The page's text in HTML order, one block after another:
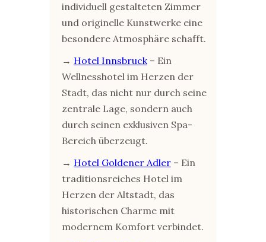
individuell gestalteten Zimmer
und originelle Kunstwerke eine
besondere Atmosphäre schafft.
→ Hotel Innsbruck – Ein
Wellnesshotel im Herzen der
Stadt, das nicht nur durch seine
zentrale Lage, sondern auch
durch seinen exklusiven Spa-
Bereich überzeugt.
→ Hotel Goldener Adler – Ein
traditionsreiches Hotel im
Herzen der Altstadt, das
historischen Charme mit
modernem Komfort verbindet.